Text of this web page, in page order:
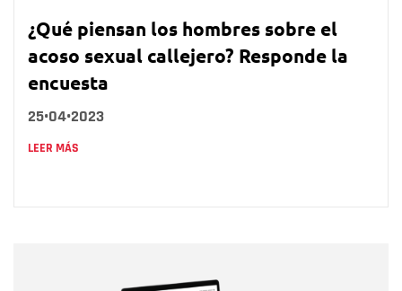
¿Qué piensan los hombres sobre el
acoso sexual callejero? Responde la
encuesta
25•04•2023
LEER MÁS